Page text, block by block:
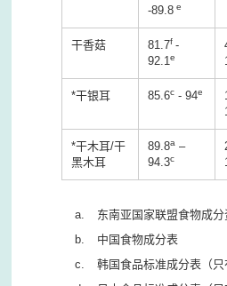
-89.8 e
干香菇 81.7f -
92.1e
*干银耳 85.6c - 94e
*干木耳/干
黑木耳
89.8a –
94.3c
东南亚国家联盟食物成分
中国食物成分表
韩国食品标准成分表（只